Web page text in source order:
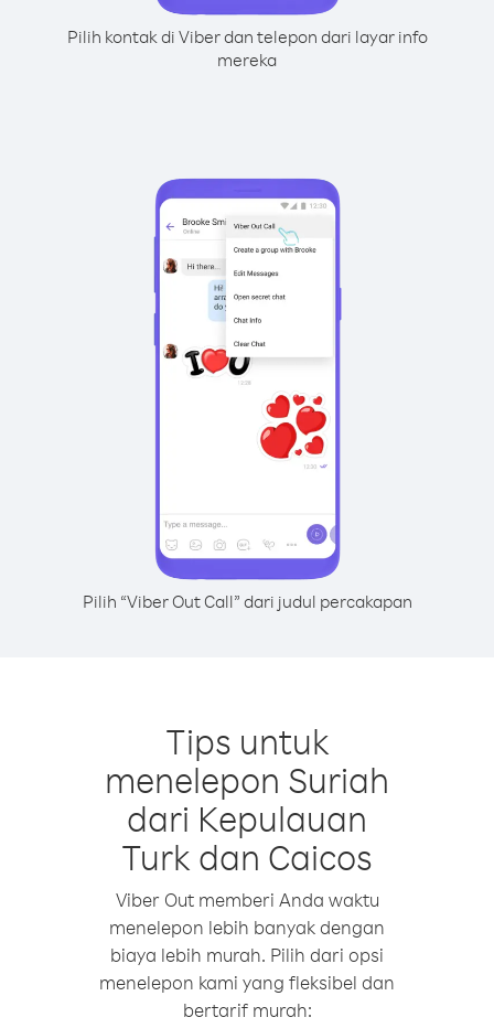
Pilih kontak di Viber dan telepon dari layar info
mereka
Pilih “Viber Out Call” dari judul percakapan
Tips untuk
menelepon Suriah
dari Kepulauan
Turk dan Caicos
Viber Out memberi Anda waktu
menelepon lebih banyak dengan
biaya lebih murah. Pilih dari opsi
menelepon kami yang fleksibel dan
bertarif murah: